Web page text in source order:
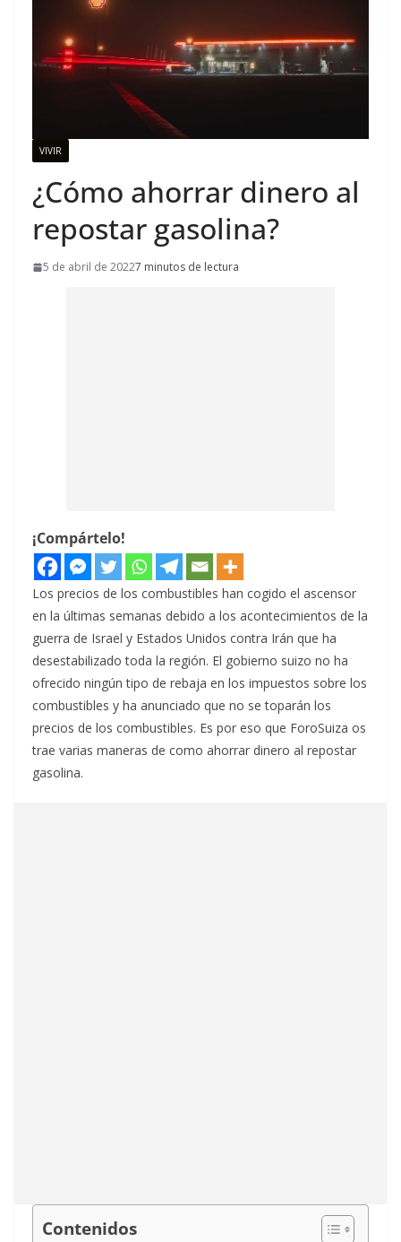
VIVIR
¿Cómo ahorrar dinero al
repostar gasolina?
5 de abril de 20227 minutos de lectura
¡Compártelo!
Los precios de los combustibles han cogido el ascensor
en la últimas semanas debido a los acontecimientos de la
guerra de Israel y Estados Unidos contra Irán que ha
desestabilizado toda la región. El gobierno suizo no ha
ofrecido ningún tipo de rebaja en los impuestos sobre los
combustibles y ha anunciado que no se toparán los
precios de los combustibles. Es por eso que ForoSuiza os
trae varias maneras de como ahorrar dinero al repostar
gasolina.
Contenidos